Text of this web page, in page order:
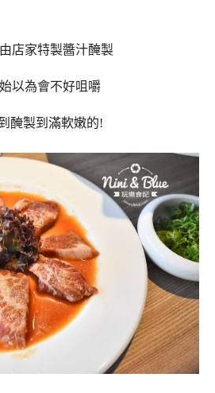
店家特製醬汁醃製
以為會不好咀嚼
醃製到滿軟嫩的!